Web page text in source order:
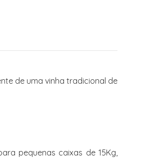
de uma vinha tradicional de
pequenas caixas de 15Kg,